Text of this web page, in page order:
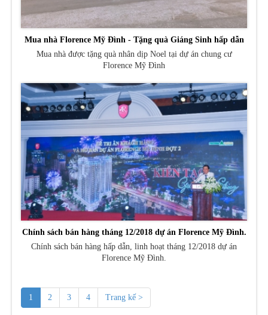
Mua nhà Florence Mỹ Đình - Tặng quà Giáng Sinh hấp dẫn
Mua nhà được tặng quà nhân dịp Noel tại dự án chung cư
Florence Mỹ Đình
Chính sách bán hàng tháng 12/2018 dự án Florence Mỹ Đình.
Chính sách bán hàng hấp dẫn, linh hoạt tháng 12/2018 dự án
Florence Mỹ Đình.
1 2 3 4 Trang kế >